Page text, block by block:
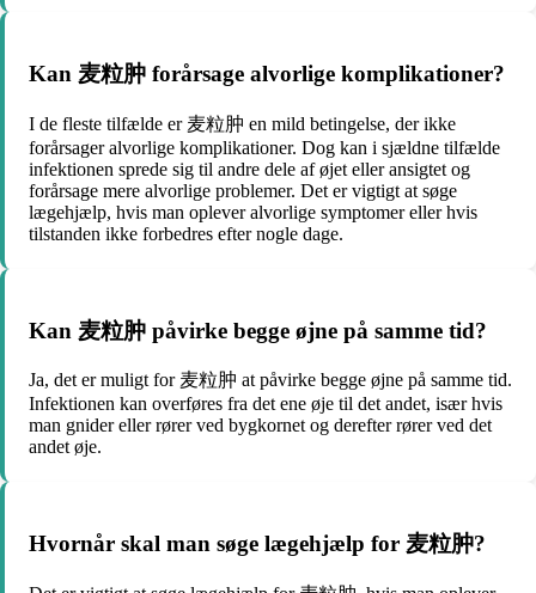
Kan 麦粒肿 forårsage alvorlige komplikationer?
I de fleste tilfælde er 麦粒肿 en mild betingelse, der ikke
forårsager alvorlige komplikationer. Dog kan i sjældne tilfælde
infektionen sprede sig til andre dele af øjet eller ansigtet og
forårsage mere alvorlige problemer. Det er vigtigt at søge
lægehjælp, hvis man oplever alvorlige symptomer eller hvis
tilstanden ikke forbedres efter nogle dage.
Kan 麦粒肿 påvirke begge øjne på samme tid?
Ja, det er muligt for 麦粒肿 at påvirke begge øjne på samme tid.
Infektionen kan overføres fra det ene øje til det andet, især hvis
man gnider eller rører ved bygkornet og derefter rører ved det
andet øje.
Hvornår skal man søge lægehjælp for 麦粒肿?